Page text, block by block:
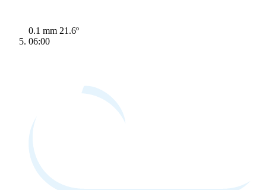
0.1 mm 21.6º
06:00